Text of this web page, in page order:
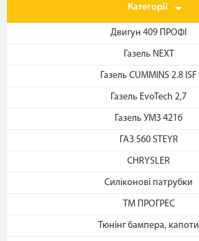
Категорії
Двигун 409 ПРОФІ
Газель NEXT
Газель CUMMINS 2.8 ISF
Газель EvoTech 2,7
Газель УМЗ 4216
ГАЗ 560 STEYR
CHRYSLER
Силіконові патрубки
ТМ ПРОГРЕС
Тюнінг бампера, капоти
1. Выберите товар